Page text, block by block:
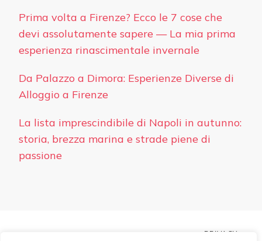
Prima volta a Firenze? Ecco le 7 cose che
devi assolutamente sapere — La mia prima
esperienza rinascimentale invernale
Da Palazzo a Dimora: Esperienze Diverse di
Alloggio a Firenze
La lista imprescindibile di Napoli in autunno:
storia, brezza marina e strade piene di
passione
PRIVACY